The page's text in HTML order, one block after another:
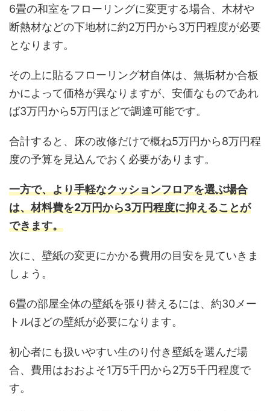
6畳の和室をフローリングに変更する場合、木材や
断熱材などの下地材に約2万円から3万円程度が必要
となります。
その上に貼るフローリング材自体は、無垢材か合板
かによって価格が異なりますが、安価なものであれ
ば3万円から5万円ほどで調達可能です。
合計すると、床の改修だけで概ね5万円から8万円程
度の予算を見込んでおく必要があります。
一方で、より手軽なクッションフロアを選ぶ場合
は、材料費を2万円から3万円程度に抑えることが
できます。
次に、壁紙の変更にかかる費用の目安を見ていきま
しょう。
6畳の部屋全体の壁紙を張り替えるには、約30メー
トルほどの壁紙が必要になります。
初心者にも扱いやすい生のり付き壁紙を選んだ場
合、費用はおおよそ1万5千円から2万5千円程度で
す。